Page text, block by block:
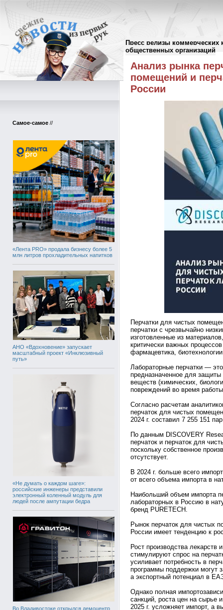
Пресс релизы коммерческих
общественных организаций
Самое-самое //
«Лента PRO» продала бизнесу более 5
млн литров прохладительных напитков
АНО «Вдохновение» запускает
масштабный проект «Инклюзивный
путь»
«Не думать о каждом шаге»:
российские инженеры представили
электронный коленный модуль для
людей после ампутации бедра
Во Владивостоке открылся демоцентр
Пресс-релизы//
Анализ рынка
помещений и
России
Перчатки для чистых
перчатки с чрезвычайно
изготовленные из
критически важных
фармацевтика,
Лабораторные перчатки —
предназначенное для защиты
веществ (химических,
повреждений во время
Согласно расчетам
перчаток для чистых
2024 г. составил 7 255 151
По данным DISCOVERY
перчаток и перчаток для
поскольку собственное
отсутствует.
В 2024 г. больше всего
от всего объема импорта в
Наибольший объем импорта
лабораторных в Россию в
бренд PURETECH.
Рынок перчаток для чистых
России имеет тенденцию к
Рост производства лекарств
стимулируют спрос на
усиливает потребность в
программы поддержки могут
а экспортный потенциал в
Однако полная
санкций, роста цен на сырье
2025 г. усложняет импорт, а